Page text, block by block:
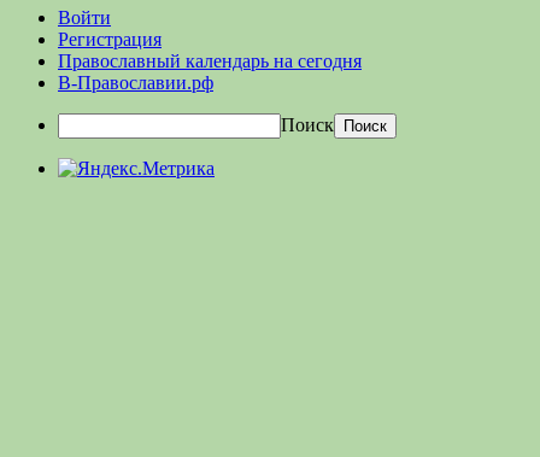
Войти
Регистрация
Православный календарь на сегодня
В-Православии.рф
Поиск